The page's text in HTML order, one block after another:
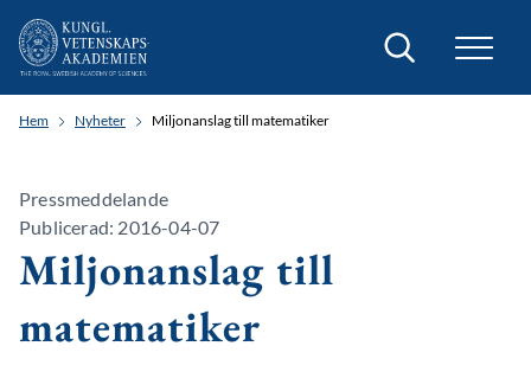
Sök
Hem Nyheter Miljonanslag till matematiker
Pressmeddelande
Publicerad: 2016-04-07
Miljonanslag till
matematiker